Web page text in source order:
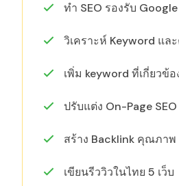
ทำ SEO รองรับ
วิเคราะห์ Keyword แล
เพิ่ม keyword ที่เกี่ยวข้
ปรับแต่ง On-Page SEO
สร้าง Backlink คุณภาพ
เขียนรีววิวในไทย 5 เว็บ